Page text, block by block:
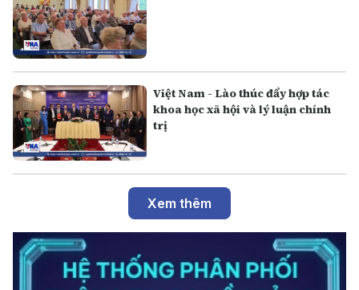
Việt Nam - Lào thúc đẩy hợp tác
khoa học xã hội và lý luận chính
trị
Xem thêm